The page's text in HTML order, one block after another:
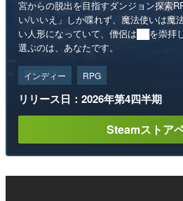
宮からの脱出を目指すダンジョン探索
い/いいえ」しか喋れず、魔法使いは魔
い人形になっていて、僧侶は██を崇拝
選ぶのは、あなたです。
インディー RPG
リリース日：2026年第4四半期
Steamストア